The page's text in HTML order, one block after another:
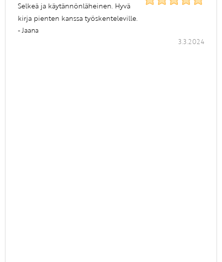
Selkeä ja käytännönläheinen. Hyvä
kirja pienten kanssa työskenteleville.
- Jaana
3.3.2024